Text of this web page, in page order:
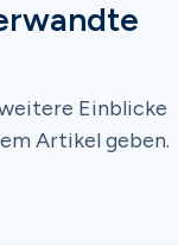
Einblicke
Artikel geben.